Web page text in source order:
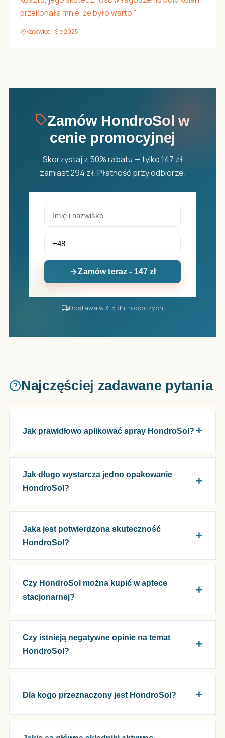
przekonała mnie, że było warto."
Katowice - Sie 2025
Zamów HondroSol w
cenie promocyjnej
Skorzystaj z 50% rabatu — tylko 147 zł
zamiast 294 zł. Płatność przy odbiorze.
Zamów teraz - 147 zł
Dostawa w 3-5 dni roboczych
Najczęściej zadawane pytania
Jak prawidłowo aplikować spray HondroSol?
Jak długo wystarcza jedno opakowanie
HondroSol?
Jaka jest potwierdzona skuteczność
HondroSol?
Czy HondroSol można kupić w aptece
stacjonarnej?
Czy istnieją negatywne opinie na temat
HondroSol?
Dla kogo przeznaczony jest HondroSol?